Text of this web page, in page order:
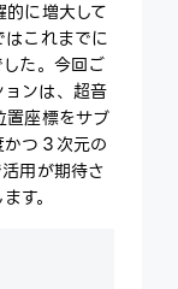
に増大して
これまでに
た。今回ご
ンは、超音
置座標をサブ
つ３次元の
用が期待さ
す。